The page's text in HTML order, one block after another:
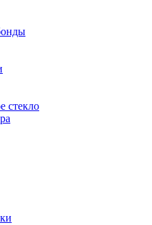
стекло